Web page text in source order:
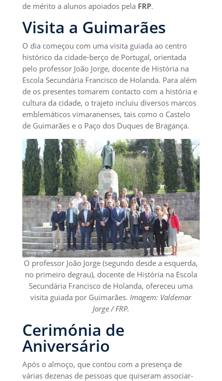
de mérito a alunos apoiados pela FRP.
Visita a Guimarães
O dia começou com uma visita guiada ao centro
histórico da cidade-berço de Portugal, orientada
pelo professor João Jorge, docente de História na
Escola Secundária Francisco de Holanda. Para além
de os presentes tomarem contacto com a história e
cultura da cidade, o trajeto incluiu diversos marcos
emblemáticos vimaranenses, tais como o Castelo
de Guimarães e o Paço dos Duques de Bragança.
O professor João Jorge (segundo desde a esquerda,
no primeiro degrau), docente de História na Escola
Secundária Francisco de Holanda, ofereceu uma
visita guiada por Guimarães. Imagem: Valdemar
Jorge / FRP.
Cerimónia de
Aniversário
Após o almoço, que contou com a presença de
várias dezenas de pessoas que quiseram associar-